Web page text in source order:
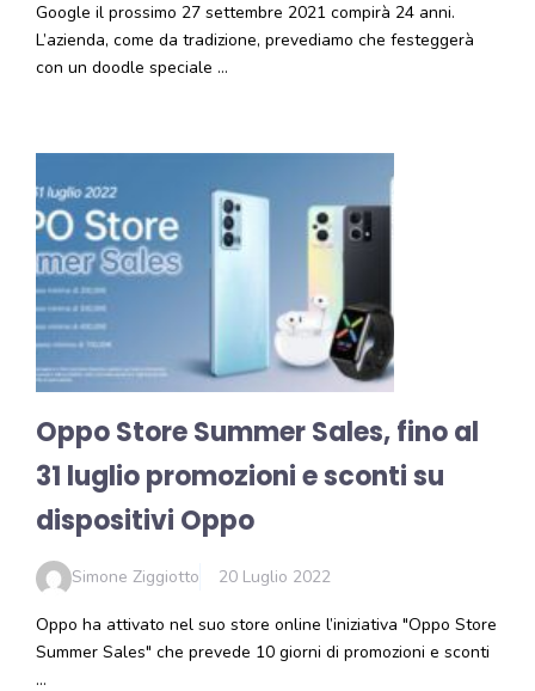
Google il prossimo 27 settembre 2021 compirà 24 anni.
L’azienda, come da tradizione, prevediamo che festeggerà
con un doodle speciale …
Oppo Store Summer Sales, fino al
31 luglio promozioni e sconti su
dispositivi Oppo
Simone Ziggiotto 20 Luglio 2022
Oppo ha attivato nel suo store online l’iniziativa "Oppo Store
Summer Sales" che prevede 10 giorni di promozioni e sconti
…